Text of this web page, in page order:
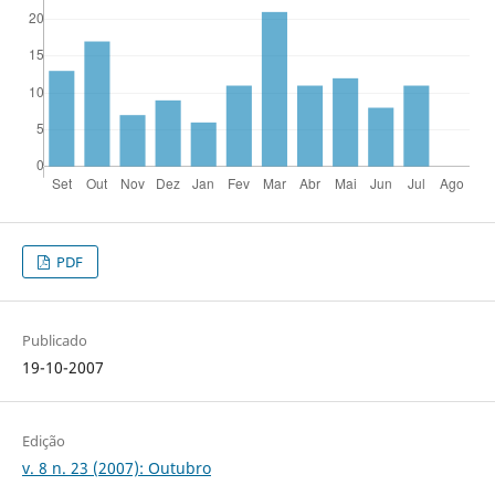
PDF
Publicado
19-10-2007
Edição
v. 8 n. 23 (2007): Outubro